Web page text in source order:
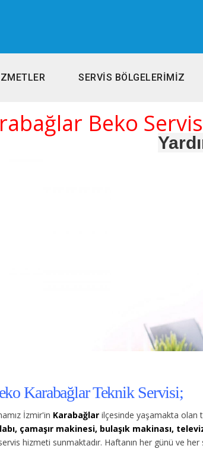
SERVİS BÖLGELERİMİZ
Beko
Karabağlar Teknik Servisi;
İzmir'in Karabağlar ilçesinde yaşamakta olan
çamaşır makinesi, bulaşık makinası,
hizmeti sunmaktadır. Haftanın her günü ve